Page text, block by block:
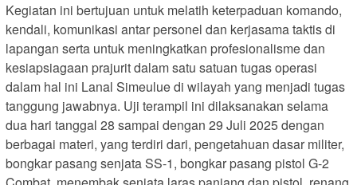
Kegiatan ini bertujuan untuk melatih keterpaduan komando,
kendali, komunikasi antar personel dan kerjasama taktis di
lapangan serta untuk meningkatkan profesionalisme dan
kesiapsiagaan prajurit dalam satu satuan tugas operasi
dalam hal ini Lanal Simeulue di wilayah yang menjadi tugas
tanggung jawabnya. Uji terampil ini dilaksanakan selama
dua hari tanggal 28 sampai dengan 29 Juli 2025 dengan
berbagai materi, yang terdiri dari, pengetahuan dasar militer,
bongkar pasang senjata SS-1, bongkar pasang pistol G-2